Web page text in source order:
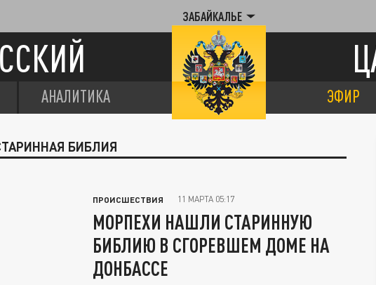
ЗАБАЙКАЛЬЕ
АНАЛИТИКА ЭФИР
БИБЛИЯ
ПРОИСШЕСТВИЯ 11 МАРТА 05:17
МОРПЕХИ НАШЛИ СТАРИННУЮ
БИБЛИЮ В СГОРЕВШЕМ ДОМЕ НА
ДОНБАССЕ